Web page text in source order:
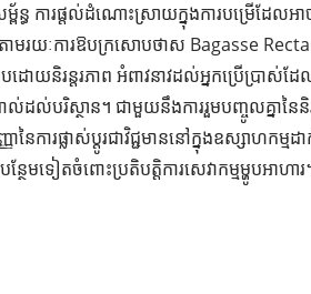
ការផ្តល់ដំណោះស្រាយក្នុងការបម្រើដែលអាច
យៈការឱបក្រសោបថាស Bagasse
បដោយនិរន្តរភាព អំពាវនាវដល់អ្នកប្រើប្រ
បរិស្ថាន។ ជាមួយនឹងការរួមបញ្ចូលគ្នានៃនិរ
ៃការផ្លាស់ប្តូរជាវិជ្ជមាននៅក្នុងឧស្សាហក
មទៀតចំពោះប្រតិបត្តិការសេវាកម្មម្ហូបអាហារ